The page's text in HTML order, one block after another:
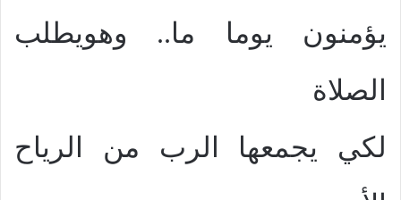
يؤمنون يوما ما.. وهويطلب
الصلاة
لكي يجمعها الرب من الرياح